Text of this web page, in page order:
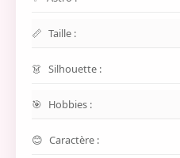
Taille :
Silhouette :
Hobbies :
Caractère :